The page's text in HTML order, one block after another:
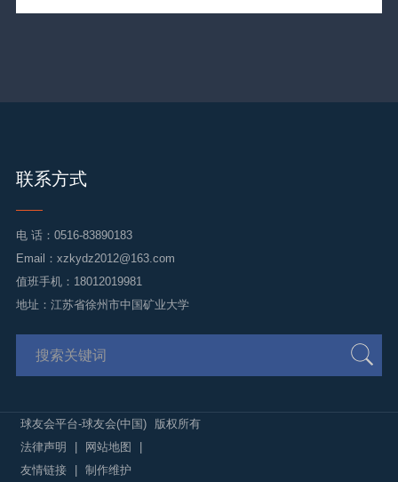
联系方式
电 话： 0516-83890183
Email： xzkydz2012@163.com
值班手机：18012019981
地址：江苏省徐州市中国矿业大学
球友会平台-球友会(中国)
版权所有
法律声明
| 网站地图
|
友情链接
| 制作维护